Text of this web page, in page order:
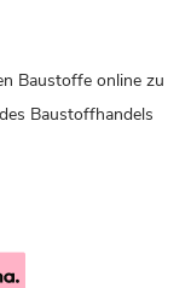
Baustoffe online zu
Baustoffhandels